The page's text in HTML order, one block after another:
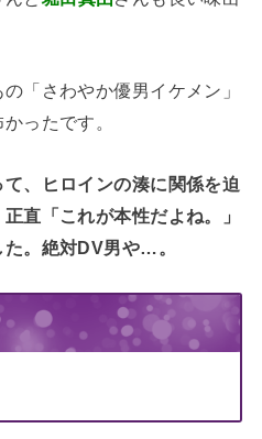
「さわやか優男イケメン」
ったです。
、ヒロインの湊に関係を迫
直「これが本性だよね。」
。絶対DV男や…。